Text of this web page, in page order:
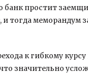
банк простит
тогда меморандум
к гибкому курсу
значительно